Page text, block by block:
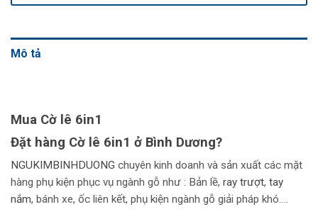
Mô tả
Mua Cờ lê 6in1
Đặt hàng Cờ lê 6in1 ở Bình Dương?
NGUKIMBINHDUONG chuyên kinh doanh và sản xuất các mặt
hàng phụ kiện phục vụ ngành gỗ như : Bản lề, ray trượt, tay
nắm, bánh xe, ốc liên kết, phụ kiện ngành gỗ giải pháp khó….